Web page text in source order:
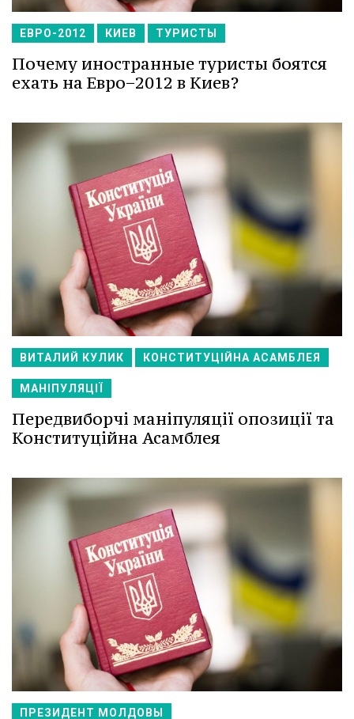
ЕВРО-2012 КИЕВ ТУРИСТЫ
Почему иностранные туристы боятся
ехать на Евро−2012 в Киев?
ВИТАЛИЙ КУЛИК КОНСТИТУЦІЙНА АСАМБЛЕЯ
МАНІПУЛЯЦІЇ
Передвиборчі маніпуляції опозиції та
Конституційна Асамблея
ПРЕЗИДЕНТ МОЛДОВЫ